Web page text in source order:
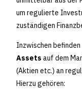
um regulierte
zuständigen
Inzwischen befinden
Assets auf dem
(Aktien etc.) an
Hierzu gehören: